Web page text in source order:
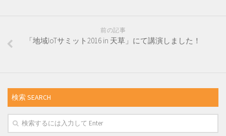
前の記事
「地域IoTサミット2016 in 天草」にて講演しました！
検索 SEARCH